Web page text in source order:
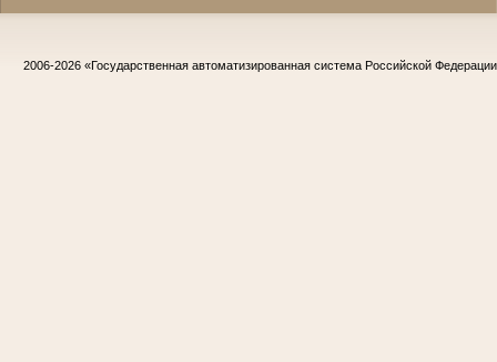
2006-2026 «Государственная автоматизированная система Российской